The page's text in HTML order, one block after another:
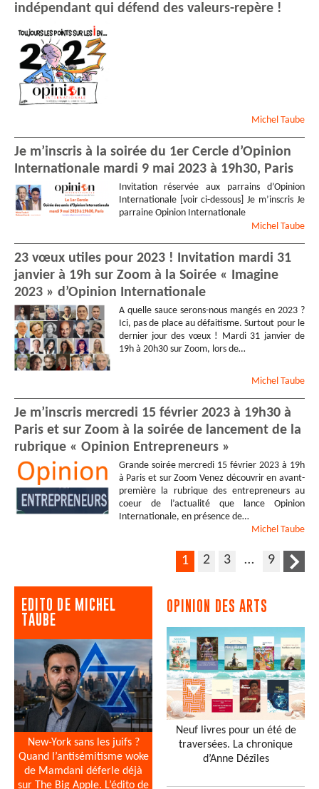
indépendant qui défend des valeurs-repère !
Michel Taube
Je m’inscris à la soirée du 1er Cercle d’Opinion
Internationale mardi 9 mai 2023 à 19h30, Paris
Invitation réservée aux parrains d’Opinion
Internationale [voir ci-dessous] Je m’inscris Je
parraine Opinion Internationale
Michel Taube
23 vœux utiles pour 2023 ! Invitation mardi 31
janvier à 19h sur Zoom à la Soirée « Imagine
2023 » d’Opinion Internationale
A quelle sauce serons-nous mangés en 2023 ?
Ici, pas de place au défaitisme. Surtout pour le
dernier jour des vœux ! Mardi 31 janvier de
19h à 20h30 sur Zoom, lors de…
Michel Taube
Je m’inscris mercredi 15 février 2023 à 19h30 à
Paris et sur Zoom à la soirée de lancement de la
rubrique « Opinion Entrepreneurs »
Grande soirée mercredi 15 février 2023 à 19h
à Paris et sur Zoom Venez découvrir en avant-
première la rubrique des entrepreneurs au
coeur de l’actualité que lance Opinion
Internationale, en présence de…
Michel Taube
1 2 3 … 9
EDITO DE MICHEL
TAUBE
New-York sans les juifs ?
Quand l’antisémitisme woke
de Mamdani déferle déjà
sur The Big Apple. L’édito de
OPINION DES ARTS
Neuf livres pour un été de
traversées. La chronique
d’Anne Dézîles